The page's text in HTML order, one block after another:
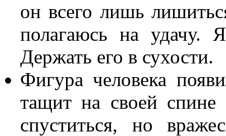
он всего лишь
полагаюсь на удачу.
Держать его в сухости.
Фигура человека
тащит на своей
спуститься, но